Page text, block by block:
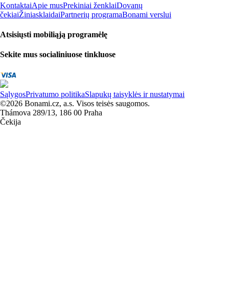
KontaktaiApie musPrekiniai ženklaiDovanų
čekiaiŽiniasklaidaiPartnerių programaBonami verslui
Atsisiųsti mobiliąją programėlę
Sekite mus socialiniuose tinkluose
SąlygosPrivatumo politikaSlapukų taisyklės ir nustatymai
©2026 Bonami.cz, a.s. Visos teisės saugomos.
Thámova 289/13, 186 00 Praha
Čekija